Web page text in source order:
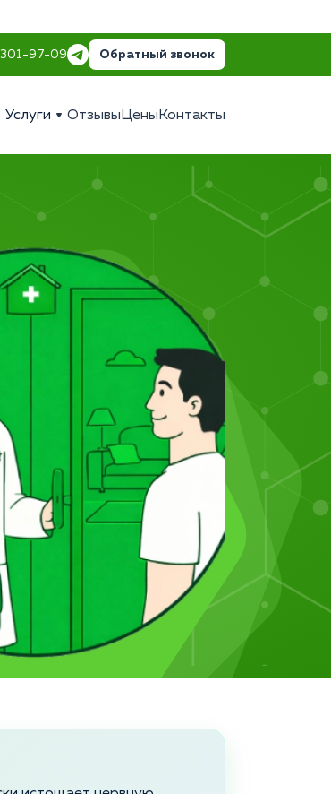
97-09 Обратный звонок
Услуги Отзывы Цены Контакты